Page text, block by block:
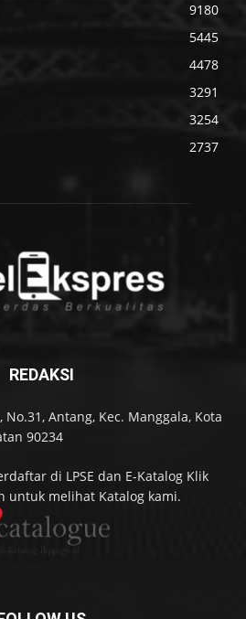
9180
5445
4478
3291
3254
2737
REDAKSI
No.31, Antang, Kec. Manggala, Kota
90234
di LPSE dan E-Katalog Klik
untuk melihat Katalog kami.